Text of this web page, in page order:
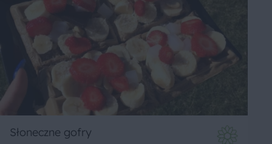
Słoneczne gofry